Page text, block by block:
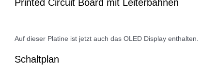
Printed Circuit Board mit Leiterbahnen
Auf dieser Platine ist jetzt auch das OLED Display enthalten.
Schaltplan